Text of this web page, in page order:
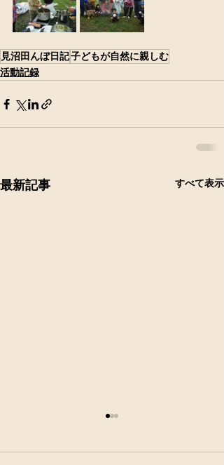
見沼田んぼ日記子どもが自然に親しむ
活動記録
最新記事 すべて表示